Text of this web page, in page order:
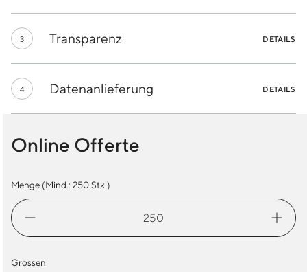
3 Transparenz DETAILS
4 Datenanlieferung DETAILS
Online Offerte
Menge (Mind.: 250Stk.)
Mikrofaser
Waffeltuch
Grössen